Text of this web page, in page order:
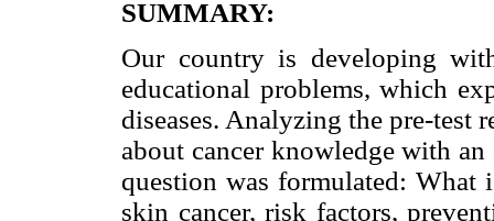
SUMMARY:
Our country is developing
educational problems, which
diseases. Analyzing the pre-test
about cancer knowledge with
question was formulated: What
skin cancer, risk factors,